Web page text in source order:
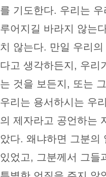
를 기도한다. 우리는 우
루어지길 바라지 않는
치 않는다. 만일 우리
다고 생각하든지, 우리
는 것을 보든지, 또는
우리는 용서하시는 우
의 제자라고 공언하는
았다. 왜냐하면 그분의
있었고, 그분께서 그들